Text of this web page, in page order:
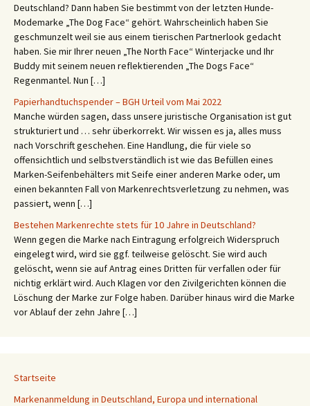
Deutschland? Dann haben Sie bestimmt von der letzten Hunde-
Modemarke „The Dog Face“ gehört. Wahrscheinlich haben Sie
geschmunzelt weil sie aus einem tierischen Partnerlook gedacht
haben. Sie mir Ihrer neuen „The North Face“ Winterjacke und Ihr
Buddy mit seinem neuen reflektierenden „The Dogs Face“
Regenmantel. Nun […]
Papierhandtuchspender – BGH Urteil vom Mai 2022
Manche würden sagen, dass unsere juristische Organisation ist gut
strukturiert und … sehr überkorrekt. Wir wissen es ja, alles muss
nach Vorschrift geschehen. Eine Handlung, die für viele so
offensichtlich und selbstverständlich ist wie das Befüllen eines
Marken-Seifenbehälters mit Seife einer anderen Marke oder, um
einen bekannten Fall von Markenrechtsverletzung zu nehmen, was
passiert, wenn […]
Bestehen Markenrechte stets für 10 Jahre in Deutschland?
Wenn gegen die Marke nach Eintragung erfolgreich Widerspruch
eingelegt wird, wird sie ggf. teilweise gelöscht. Sie wird auch
gelöscht, wenn sie auf Antrag eines Dritten für verfallen oder für
nichtig erklärt wird. Auch Klagen vor den Zivilgerichten können die
Löschung der Marke zur Folge haben. Darüber hinaus wird die Marke
vor Ablauf der zehn Jahre […]
Startseite
Markenanmeldung in Deutschland, Europa und international